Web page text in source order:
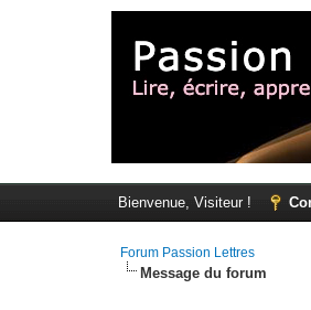
Bienvenue, Visiteur !
Forum Passion Lettres
Message du forum